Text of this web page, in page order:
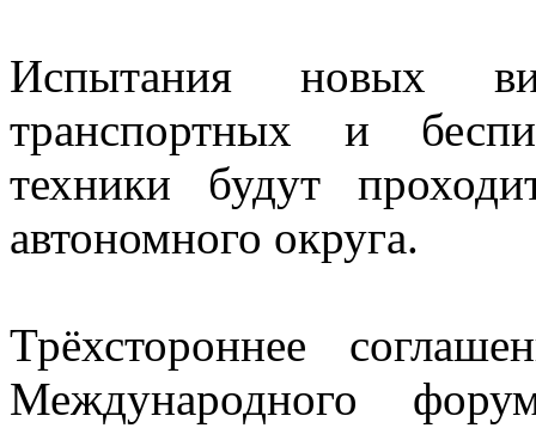
Испытания новых
транспортных и
техники будут
автономного округа.
Трёхстороннее
Международного